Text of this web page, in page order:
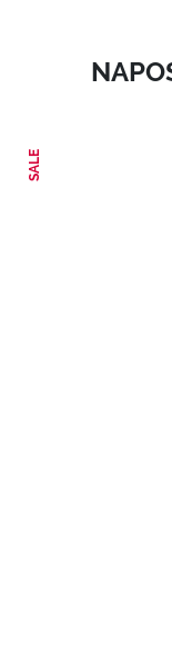
SALE